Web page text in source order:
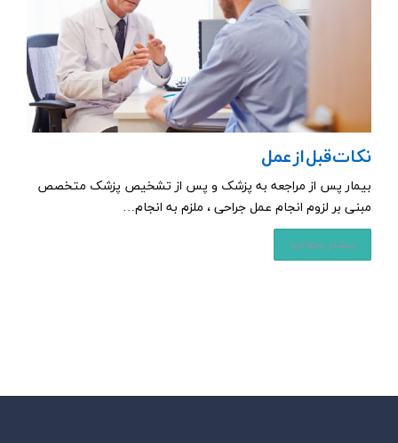
نکات قبل از عمل
بیمار پس از مراجعه به پزشک و پس از تشخیص پزشک متخصص
مبنی بر لزوم انجام عمل جراحی ، ملزم به انجام…
بیشتر بخوانید